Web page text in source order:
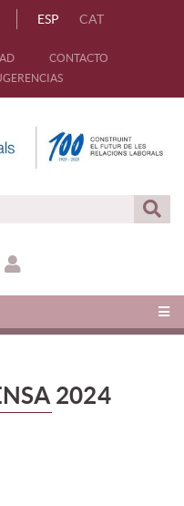
ESP CAT
CONTACTO
2024